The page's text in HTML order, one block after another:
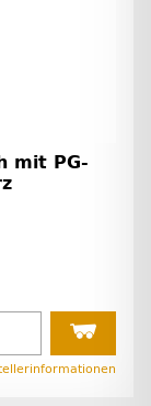
mit PG-